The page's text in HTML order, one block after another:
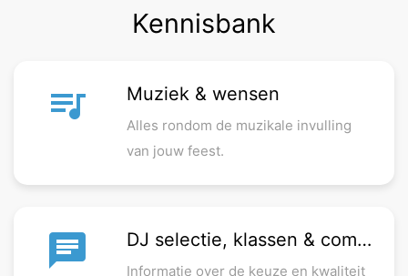
Kennisbank
queue_music Muziek & wensen
Alles rondom de muzikale invulling
van jouw feest.
chat DJ selectie, klassen & communicatie
Informatie over de keuze en kwaliteit